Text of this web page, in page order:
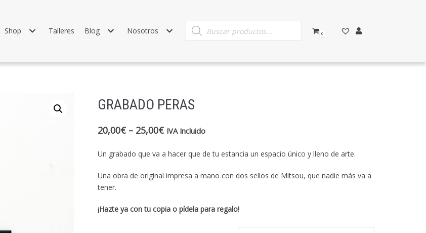
Shop Talleres Blog Nosotros 0
GRABADO PERAS
20,00€– 25,00€ IVA Incluido
Un grabado que va a hacer que de tu estancia un espacio único y lleno de arte.
Una obra de original impresa a mano con dos sellos de Mitsou, que nadie más va a
tener.
¡Hazte ya con tu copia o pídela para regalo!